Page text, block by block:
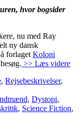
hvor bogsider
nu med Ray
ny dansk
forlaget Koloni
>> Læs videre
, Rejsebeskrivelser,
, Dystopi,
, Science Fiction,